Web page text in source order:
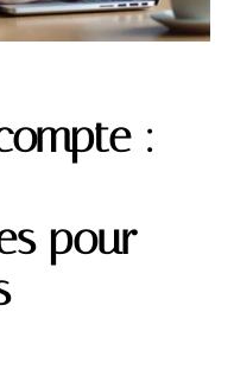
:
pour